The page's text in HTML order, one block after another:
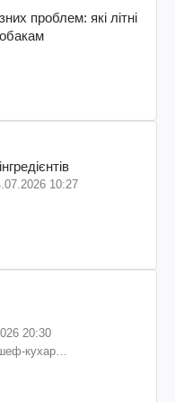
проблем: які літні
10:27
20:30
кухар